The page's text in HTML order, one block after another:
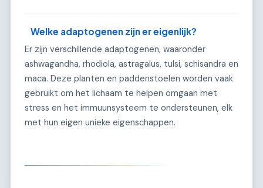
Welke adaptogenen zijn er eigenlijk?
Er zijn verschillende adaptogenen, waaronder
ashwagandha, rhodiola, astragalus, tulsi, schisandra en
maca. Deze planten en paddenstoelen worden vaak
gebruikt om het lichaam te helpen omgaan met
stress en het immuunsysteem te ondersteunen, elk
met hun eigen unieke eigenschappen.